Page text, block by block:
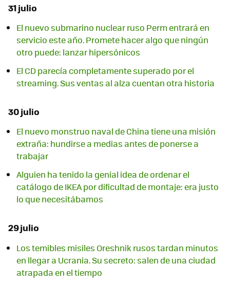
31 julio
El nuevo submarino nuclear ruso Perm entrará en
servicio este año. Promete hacer algo que ningún
otro puede: lanzar hipersónicos
El CD parecía completamente superado por el
streaming. Sus ventas al alza cuentan otra historia
30 julio
El nuevo monstruo naval de China tiene una misión
extraña: hundirse a medias antes de ponerse a
trabajar
Alguien ha tenido la genial idea de ordenar el
catálogo de IKEA por dificultad de montaje: era justo
lo que necesitábamos
29 julio
Los temibles misiles Oreshnik rusos tardan minutos
en llegar a Ucrania. Su secreto: salen de una ciudad
atrapada en el tiempo